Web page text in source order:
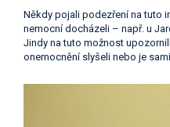
Někdy pojali podezření na tuto
nemocní docházeli – např. u
Jindy na tuto možnost
onemocnění slyšeli nebo je